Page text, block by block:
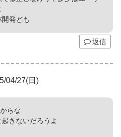
発ども
返信
04/27(日)
らな
きないだろうよ